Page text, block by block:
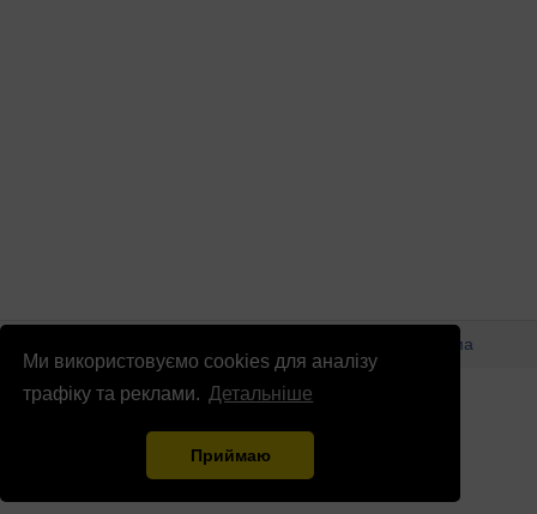
Ми використовуємо cookies для аналізу
трафіку та реклами. Детальніше
Приймаю
Реклама
info@patrioty.org.ua